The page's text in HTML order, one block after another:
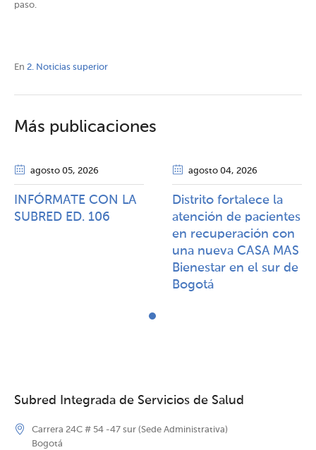
paso.
En 2. Noticias superior
Más publicaciones
agosto 05, 2026
INFÓRMATE CON LA
SUBRED ED. 106
agosto 04, 2026
Distrito fortalece la
atención de pacientes
en recuperación con
una nueva CASA MAS
Bienestar en el sur de
Bogotá
Subred Integrada de Servicios de Salud
Carrera 24C # 54 -47 sur (Sede Administrativa)
Bogotá